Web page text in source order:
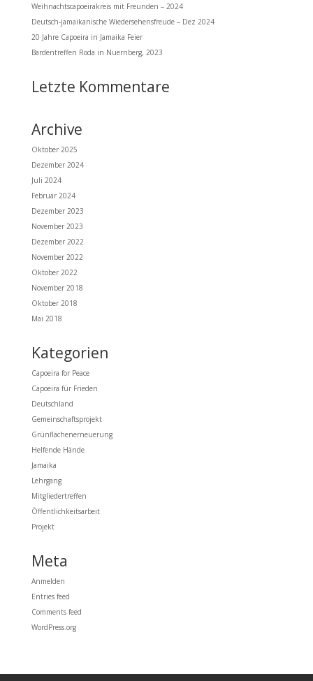
Weihnachtscapoeirakreis mit Freunden – 2024
Deutsch-jamaikanische Wiedersehensfreude – Dez 2024
20 Jahre Capoeira in Jamaika Feier
Bardentreffen Roda in Nuernberg, 2023
Letzte Kommentare
Archive
Oktober 2025
Dezember 2024
Juli 2024
Februar 2024
Dezember 2023
November 2023
Dezember 2022
November 2022
Oktober 2022
November 2018
Oktober 2018
Mai 2018
Kategorien
Capoeira for Peace
Capoeira für Frieden
Deutschland
Gemeinschaftsprojekt
Grünflächenerneuerung
Helfende Hände
Jamaika
Lehrgang
Mitgliedertreffen
Öffentlichkeitsarbeit
Projekt
Meta
Anmelden
Entries feed
Comments feed
WordPress.org